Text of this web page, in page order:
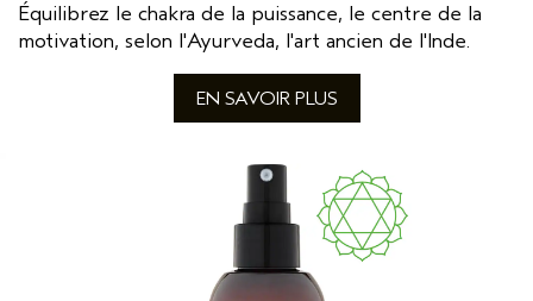
Équilibrez le chakra de la puissance, le centre de la
motivation, selon l'Ayurveda, l'art ancien de l'Inde.
EN SAVOIR PLUS